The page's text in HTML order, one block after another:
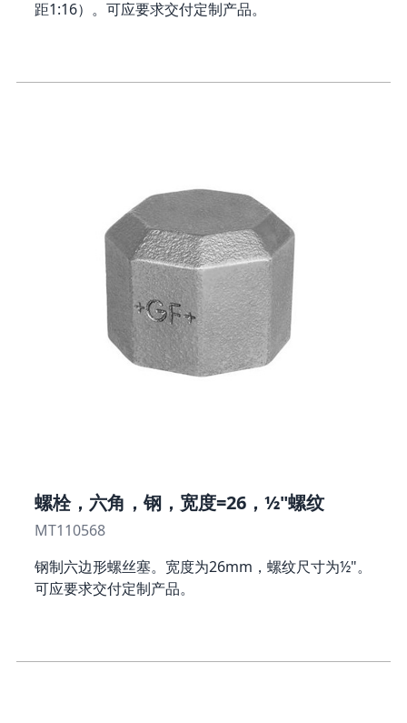
距1:16）。可应要求交付定制产品。
螺栓，六角，钢，宽度=26，½"螺纹
MT110568
钢制六边形螺丝塞。宽度为26mm，螺纹尺寸为½"。
可应要求交付定制产品。